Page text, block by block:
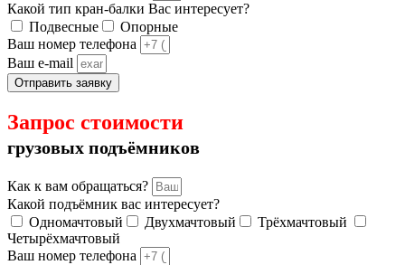
Какой тип кран-балки Вас интересует?
Подвесные
Опорные
Ваш номер телефона
Ваш e-mail
Отправить заявку
Запрос стоимости
грузовых подъёмников
Как к вам обращаться?
Какой подъёмник вас интересует?
Одномачтовый
Двухмачтовый
Трёхмачтовый
Четырёхмачтовый
Ваш номер телефона